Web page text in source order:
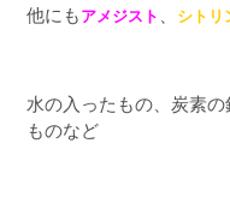
他にも アメジスト シトリ
水の入ったもの、炭素
ものなど